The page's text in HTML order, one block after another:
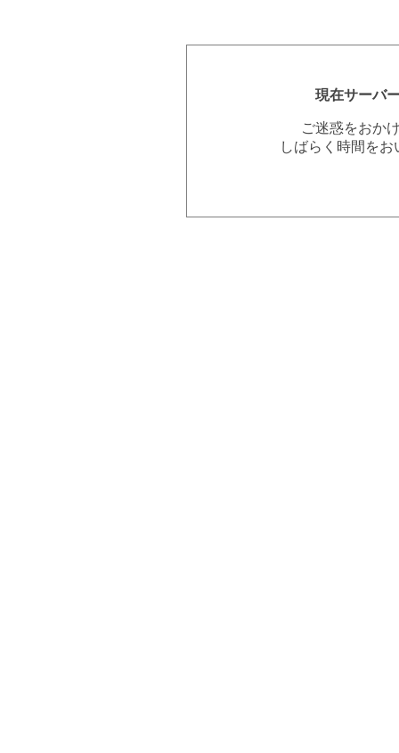
現在サーバ
ご迷惑をおか
しばらく時間を